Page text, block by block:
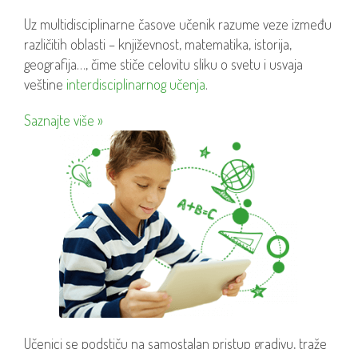
Uz multidisciplinarne časove učenik razume veze između
različitih oblasti – književnost, matematika, istorija,
geografija…, čime stiče celovitu sliku o svetu i usvaja
veštine interdisciplinarnog učenja.
Saznajte više »
Učenici se podstiču na samostalan pristup gradivu, traže